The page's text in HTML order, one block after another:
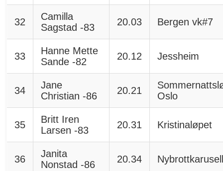
32
Camilla
Sagstad -83
20.03 Bergen vk#7
33
Hanne Mette
Sande -82
20.12 Jessheim
34
Jane
Christian -86
20.21
Oslo
35
Britt Iren
Larsen -83
20.31 Kristinaløpet
36
Janita
Nonstad -86
20.34